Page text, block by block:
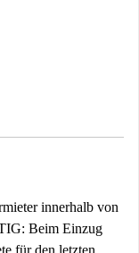
innerhalb von
Beim Einzug
für den letzten